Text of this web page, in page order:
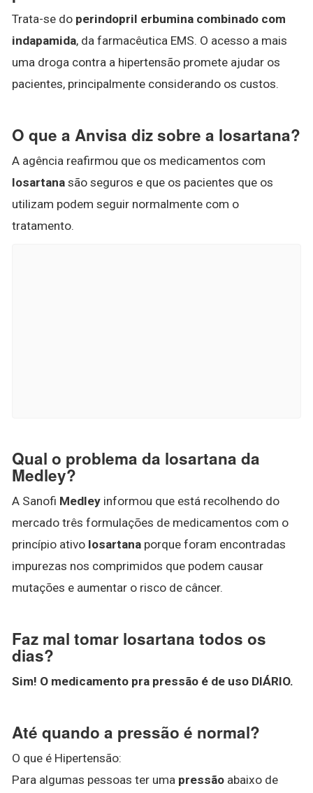
Trata-se do perindopril erbumina combinado com
indapamida, da farmacêutica EMS. O acesso a mais
uma droga contra a hipertensão promete ajudar os
pacientes, principalmente considerando os custos.
O que a Anvisa diz sobre a losartana?
A agência reafirmou que os medicamentos com
losartana são seguros e que os pacientes que os
utilizam podem seguir normalmente com o
tratamento.
Qual o problema da losartana da
Medley?
A Sanofi Medley informou que está recolhendo do
mercado três formulações de medicamentos com o
princípio ativo losartana porque foram encontradas
impurezas nos comprimidos que podem causar
mutações e aumentar o risco de câncer.
Faz mal tomar losartana todos os
dias?
Sim! O medicamento pra pressão é de uso DIÁRIO.
Até quando a pressão é normal?
O que é Hipertensão:
Para algumas pessoas ter uma pressão abaixo de